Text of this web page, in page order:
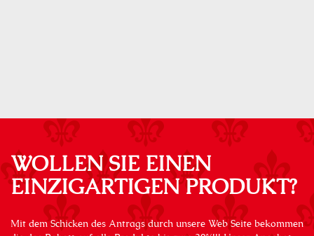
WOLLEN SIE EINEN
EINZIGARTIGEN PRODUKT?
Mit dem Schicken des Antrags durch unsere Web Seite bekommen